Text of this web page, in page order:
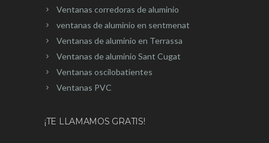
Ventanas corredoras de aluminio
ventanas de aluminio en sentmenat
Ventanas de aluminio en Terrassa
Ventanas de aluminio Sant Cugat
Ventanas oscilobatientes
Ventanas PVC
¡TE LLAMAMOS GRATIS!